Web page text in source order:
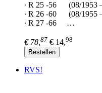
∙ R 25 -56 (08/1953
∙ R 26 -60 (08/1955
∙ R 27 -66 …
€ 78,87 € 14,98
Bestellen
RVS!